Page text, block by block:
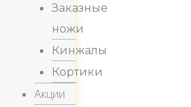
Заказные
ножи
Кинжалы
Кортики
Акции